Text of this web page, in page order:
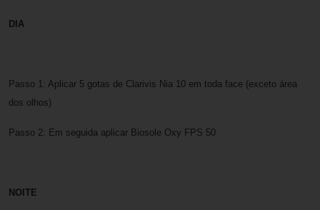
DIA
Passo 1: Aplicar 5 gotas de Clarivis Nia 10 em toda face (exceto área
dos olhos)
Passo 2: Em seguida aplicar Biosole Oxy FPS 50
NOITE